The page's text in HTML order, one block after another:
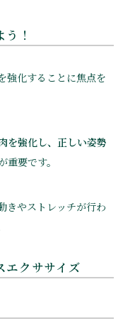
う ！
強化することに焦点を
を強化し、正しい姿勢
重要です。
きやストレッチが行わ
エクササイズ